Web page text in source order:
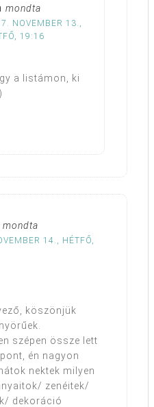
mondta
NOVEMBER 13.,
19:16
a listámon, ki
mondta
14., HÉTFŐ,
köszönjük
szépen össze lett
én nagyon
nektek milyen
zenéitek/
dekoráció